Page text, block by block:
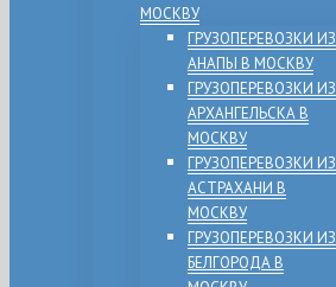
МОСКВУ
ГРУЗОПЕРЕВОЗКИ ИЗ
АНАПЫ В МОСКВУ
ГРУЗОПЕРЕВОЗКИ ИЗ
АРХАНГЕЛЬСКА В
МОСКВУ
ГРУЗОПЕРЕВОЗКИ ИЗ
АСТРАХАНИ В
МОСКВУ
ГРУЗОПЕРЕВОЗКИ ИЗ
БЕЛГОРОДА В